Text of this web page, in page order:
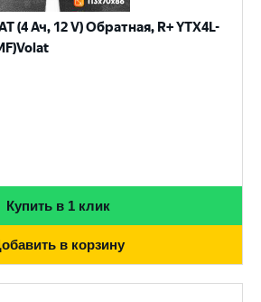
(4 Ач, 12 V) Обратная, R+ YTX4L-
Купить в 1 клик
в корзину